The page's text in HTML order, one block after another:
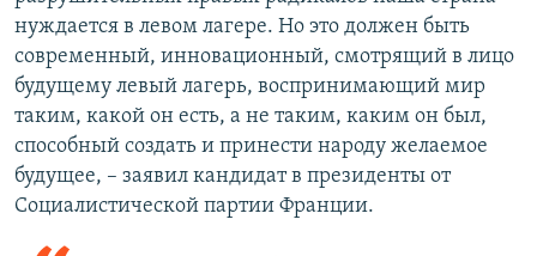
нуждается в левом лагере. Но это должен быть
современный, инновационный, смотрящий в лицо
будущему левый лагерь, воспринимающий мир
таким, какой он есть, а не таким, каким он был,
способный создать и принести народу желаемое
будущее, – заявил кандидат в президенты от
Социалистической партии Франции.